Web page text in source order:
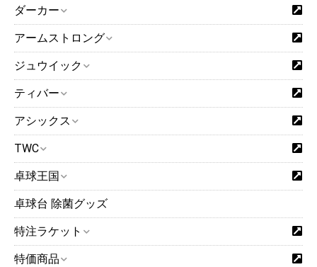
ダーカー
アームストロング
ジュウイック
ティバー
アシックス
TWC
卓球王国
卓球台 除菌グッズ
特注ラケット
特価商品